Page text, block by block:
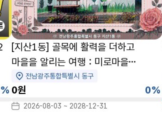
[지산1동] 골목에 활력을 더하고
마을을 알리는 여행 : 미로마을
골목여행
전남광주통합특별시 동구
0원 0%
0% 2026-08-03 ~ 2028-12-31